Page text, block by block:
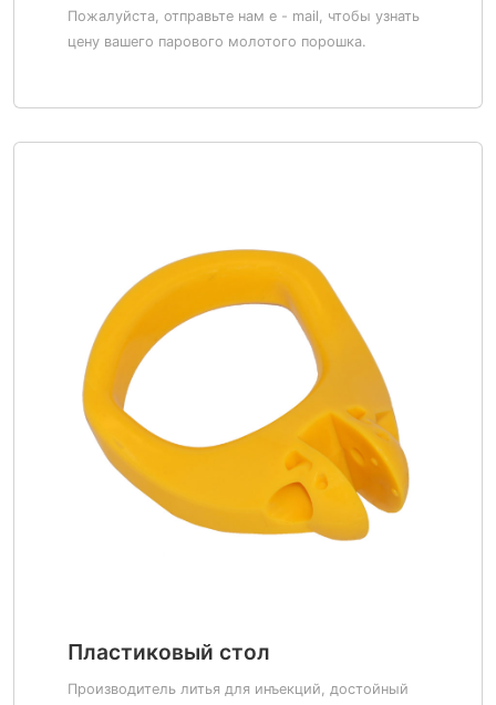
Пожалуйста, отправьте нам e - mail, чтобы узнать
цену вашего парового молотого порошка.
Пластиковый стол
Производитель литья для инъекций, достойный